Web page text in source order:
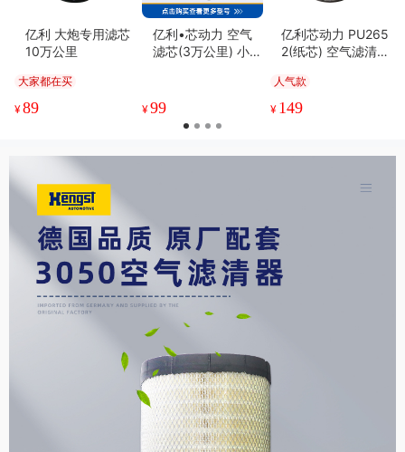
亿利 大炮专用滤芯
10万公里
大家都在买
¥89
亿利•芯动力 空气
滤芯(3万公里) 小众
¥99
亿利芯动力 PU265
2(纸芯) 空气滤清器
J6P/JH6、重汽
人气款
¥ 149